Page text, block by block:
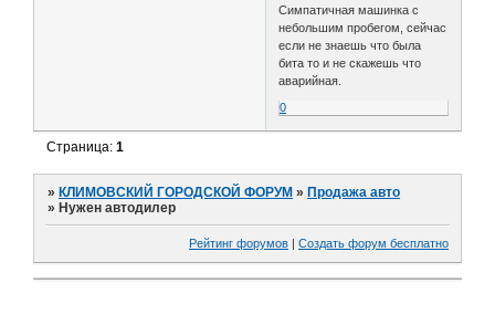
Симпатичная машинка с
небольшим пробегом, сейчас
если не знаешь что была
бита то и не скажешь что
аварийная.
0
Страница:1
» КЛИМОВСКИЙ ГОРОДСКОЙ ФОРУМ » Продажа авто
» Нужен автодилер
Рейтинг форумов | Создать форум бесплатно